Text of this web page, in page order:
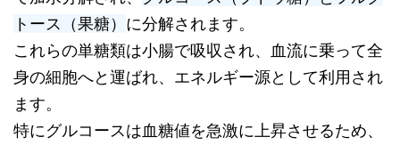
トース（果糖） に分解されます。
これらの単糖類は小腸で吸収され、血流に乗って全
身の細胞へと運ばれ、エネルギー源として利用され
ます。
特にグルコースは血糖値を急激に上昇させるため、